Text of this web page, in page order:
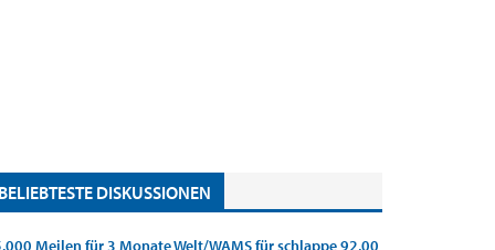
BELIEBTESTE DISKUSSIONEN
Meilen für 3 Monate Welt/WAMS für schlappe 92,00